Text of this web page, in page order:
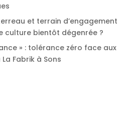
et terrain d’engagement
culture bientôt dégenrée ?
» : tolérance zéro face aux
Fabrik à Sons